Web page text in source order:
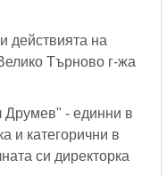
действията на
Търново г-жа
Друмев" - единни в
и категорични в
си директорка